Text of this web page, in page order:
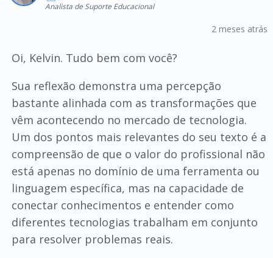
Analista de Suporte Educacional
2 meses atrás
Oi, Kelvin. Tudo bem com você?
Sua reflexão demonstra uma percepção
bastante alinhada com as transformações que
vêm acontecendo no mercado de tecnologia.
Um dos pontos mais relevantes do seu texto é a
compreensão de que o valor do profissional não
está apenas no domínio de uma ferramenta ou
linguagem específica, mas na capacidade de
conectar conhecimentos e entender como
diferentes tecnologias trabalham em conjunto
para resolver problemas reais.